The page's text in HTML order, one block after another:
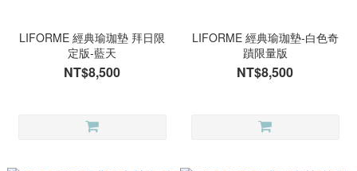
LIFORME 經典瑜珈墊 拜日限
定版-藍天
NT$8,500
LIFORME 經典瑜珈墊-白色奇
蹟限量版
NT$8,500